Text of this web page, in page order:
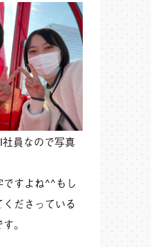
社員なので写真
ですよね^^もし
ださっている
。